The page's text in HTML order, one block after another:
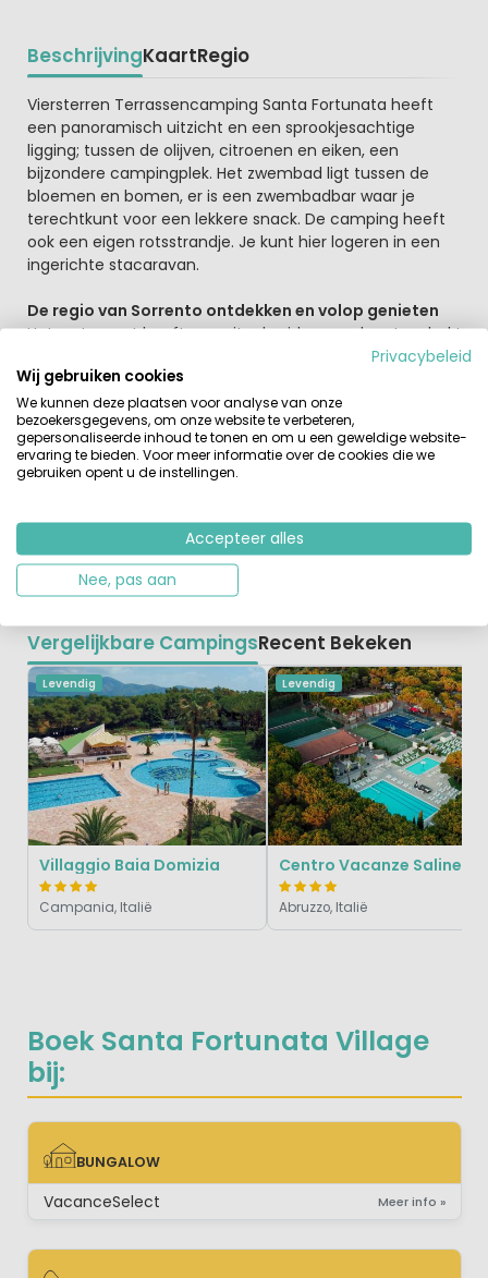
Boek Santa Fortunata Village
bij:
BUNGALOW
BUNGALOW
VacanceSelect Meer info »
BeschrijvingKaartRegio
Beschrijving
Viersterren Terrassencamping Santa Fortunata heeft
een panoramisch uitzicht en een sprookjesachtige
ligging; tussen de olijven, citroenen en eiken, een
bijzondere campingplek. Het zwembad ligt tussen de
bloemen en bomen, er is een zwembadbar waar je
terechtkunt voor een lekkere snack. De camping heeft
ook een eigen rotsstrandje. Je kunt hier logeren in een
ingerichte stacaravan.
De regio van Sorrento ontdekken en volop genieten
Het restaurant heeft een uitgebreide menukaart en bakt
verse pizza’s in de houtoven, terwijl je uitkijkt op de kust
en de Vesuvius. In het hoogseizoen organiseert de
camping volop animatie, waaronder aquagym,
theatervoorstellingen en activiteiten voor de kinderen.
De prachtige steden Rome en Napels zijn gemakkelijk te
bereiken met de auto of het openbaar vervoer. Bezoek
idyllische eilanden Capri en Ischia zijn zeker de moeite
Vergelijkbare CampingsRecent Bekeken
Levendig
Villaggio Baia Domizia
Campania, Italië
Levendig
Centro Vacanze Salinello
Abruzzo, Italië
Privacybeleid
Wij gebruiken cookies
We kunnen deze plaatsen voor analyse van onze
bezoekersgegevens, om onze website te verbeteren,
gepersonaliseerde inhoud te tonen en om u een geweldige website-
ervaring te bieden. Voor meer informatie over de cookies die we
gebruiken opent u de instellingen.
Accepteer alles
Nee, pas aan